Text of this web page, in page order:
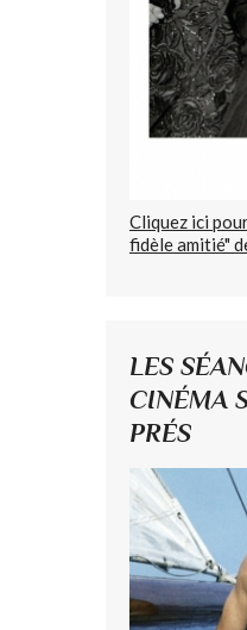
Cliquez ici
fidèle amitié"
LES
CINÉMA
PRÉS